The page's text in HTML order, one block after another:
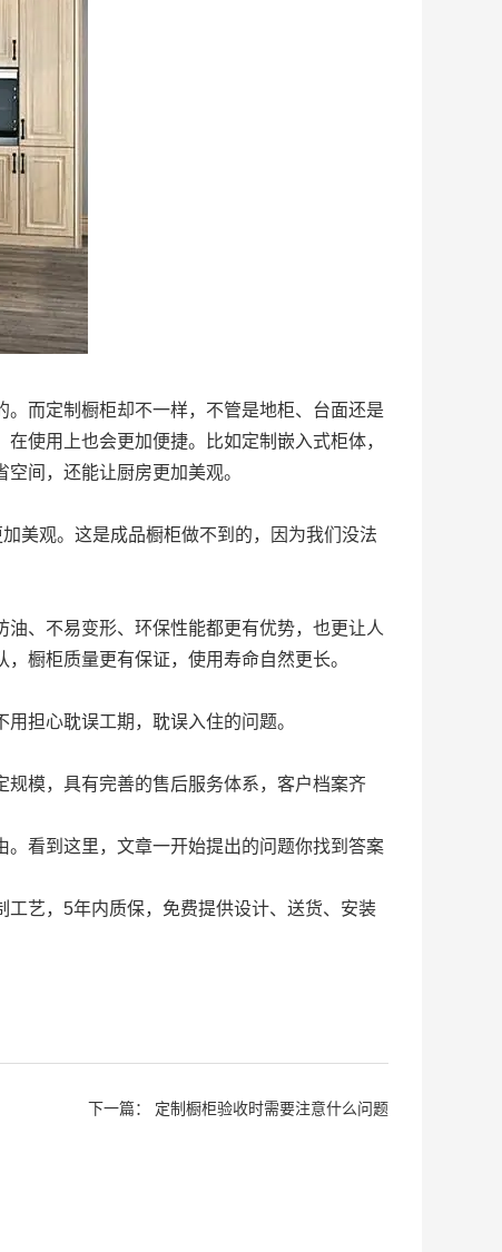
而定制橱柜却不一样，不管是地柜、台面还是
使用上也会更加便捷。比如定制嵌入式柜体，
间，还能让厨房更加美观。
美观。这是成品橱柜做不到的，因为我们没法
、不易变形、环保性能都更有优势，也更让人
橱柜质量更有保证，使用寿命自然更长。
担心耽误工期，耽误入住的问题。
模，具有完善的售后服务体系，客户档案齐
看到这里，文章一开始提出的问题你找到答案
艺，5年内质保，免费提供设计、送货、安装
下一篇： 定制橱柜验收时需要注意什么问题